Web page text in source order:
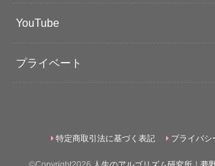
YouTube
プライベート
特定商取引法に基づく表記 プライバシ